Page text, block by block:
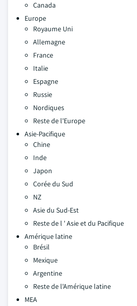
Canada
Europe
Royaume Uni
Allemagne
France
Italie
Espagne
Russie
Nordiques
Reste de l'Europe
Asie-Pacifique
Chine
Inde
Japon
Corée du Sud
NZ
Asie du Sud-Est
Reste de l ' Asie et du Pacifique
Amérique latine
Brésil
Mexique
Argentine
Reste de l'Amérique latine
MEA